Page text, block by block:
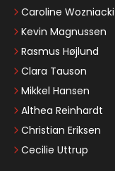
Caroline Wozniacki
Kevin Magnussen
Rasmus Højlund
Clara Tauson
Mikkel Hansen
Althea Reinhardt
Christian Eriksen
Cecilie Uttrup